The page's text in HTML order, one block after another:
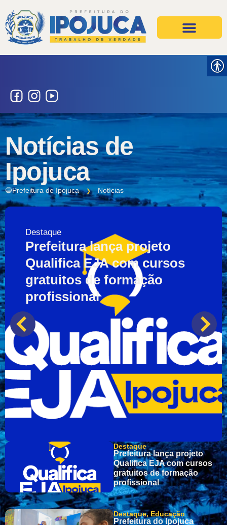
Notícias de
Ipojuca
🔵Prefeitura de Ipojuca Notícias
Destaque
Prefeitura lança projeto
Qualifica EJA com cursos
gratuitos de formação
profissional
Destaque
Prefeitura lança projeto
Qualifica EJA com cursos
gratuitos de formação
profissional
Destaque,Educação
Prefeitura do Ipojuca